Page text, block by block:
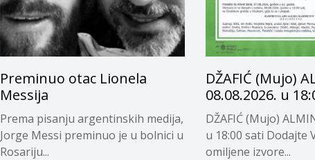
Preminuo otac Lionela
Messija
Prema pisanju argentinskih medija,
Jorge Messi preminuo je u bolnici u
Rosariju...
DŽAFIĆ (Mujo)
08.08.2026. u
DŽAFIĆ (Mujo)
u 18:00 sati Dodajte
omiljene izvore...